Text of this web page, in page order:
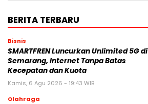
BERITA TERBARU
Bisnis
SMARTFREN Luncurkan Unlimited 5G di
Semarang, Internet Tanpa Batas
Kecepatan dan Kuota
Kamis, 6 Agu 2026 - 19:43 WIB
Olahraga